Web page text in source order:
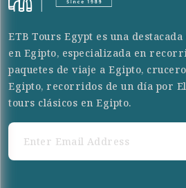
ETB Tours Egypt es una
en Egipto, especializada en
paquetes de viaje a Egipto,
Egipto, recorridos de un día por
tours clásicos en Egipto.